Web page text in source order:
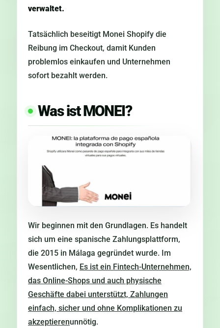
verwaltet.
Tatsächlich beseitigt Monei Shopify die
Reibung im Checkout, damit Kunden
problemlos einkaufen und Unternehmen
sofort bezahlt werden.
Was ist MONEI?
Wir beginnen mit den Grundlagen. Es handelt
sich um eine spanische Zahlungsplattform,
die 2015 in Málaga gegründet wurde. Im
Wesentlichen, Es ist ein Fintech-Unternehmen,
das Online-Shops und auch physische
Geschäfte dabei unterstützt, Zahlungen
einfach, sicher und ohne Komplikationen zu
akzeptierenunnötig.